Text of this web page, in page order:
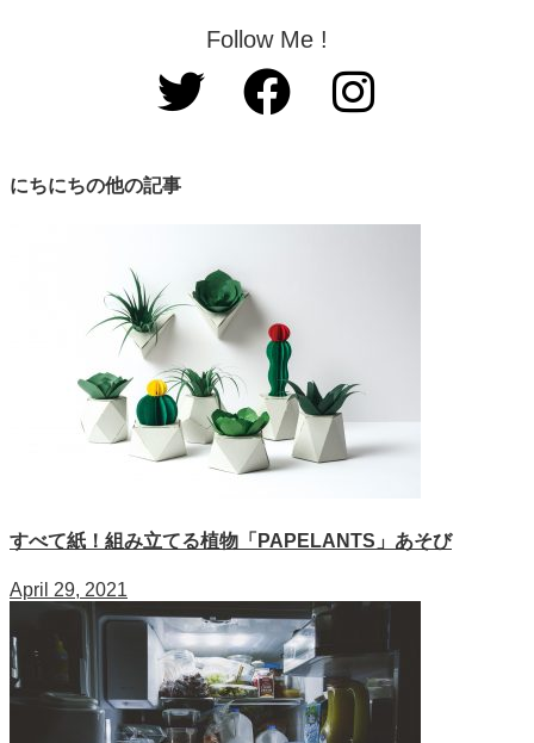
Follow Me !
にちにちの他の記事
すべて紙！組み立てる植物「PAPELANTS」あそび
April 29, 2021